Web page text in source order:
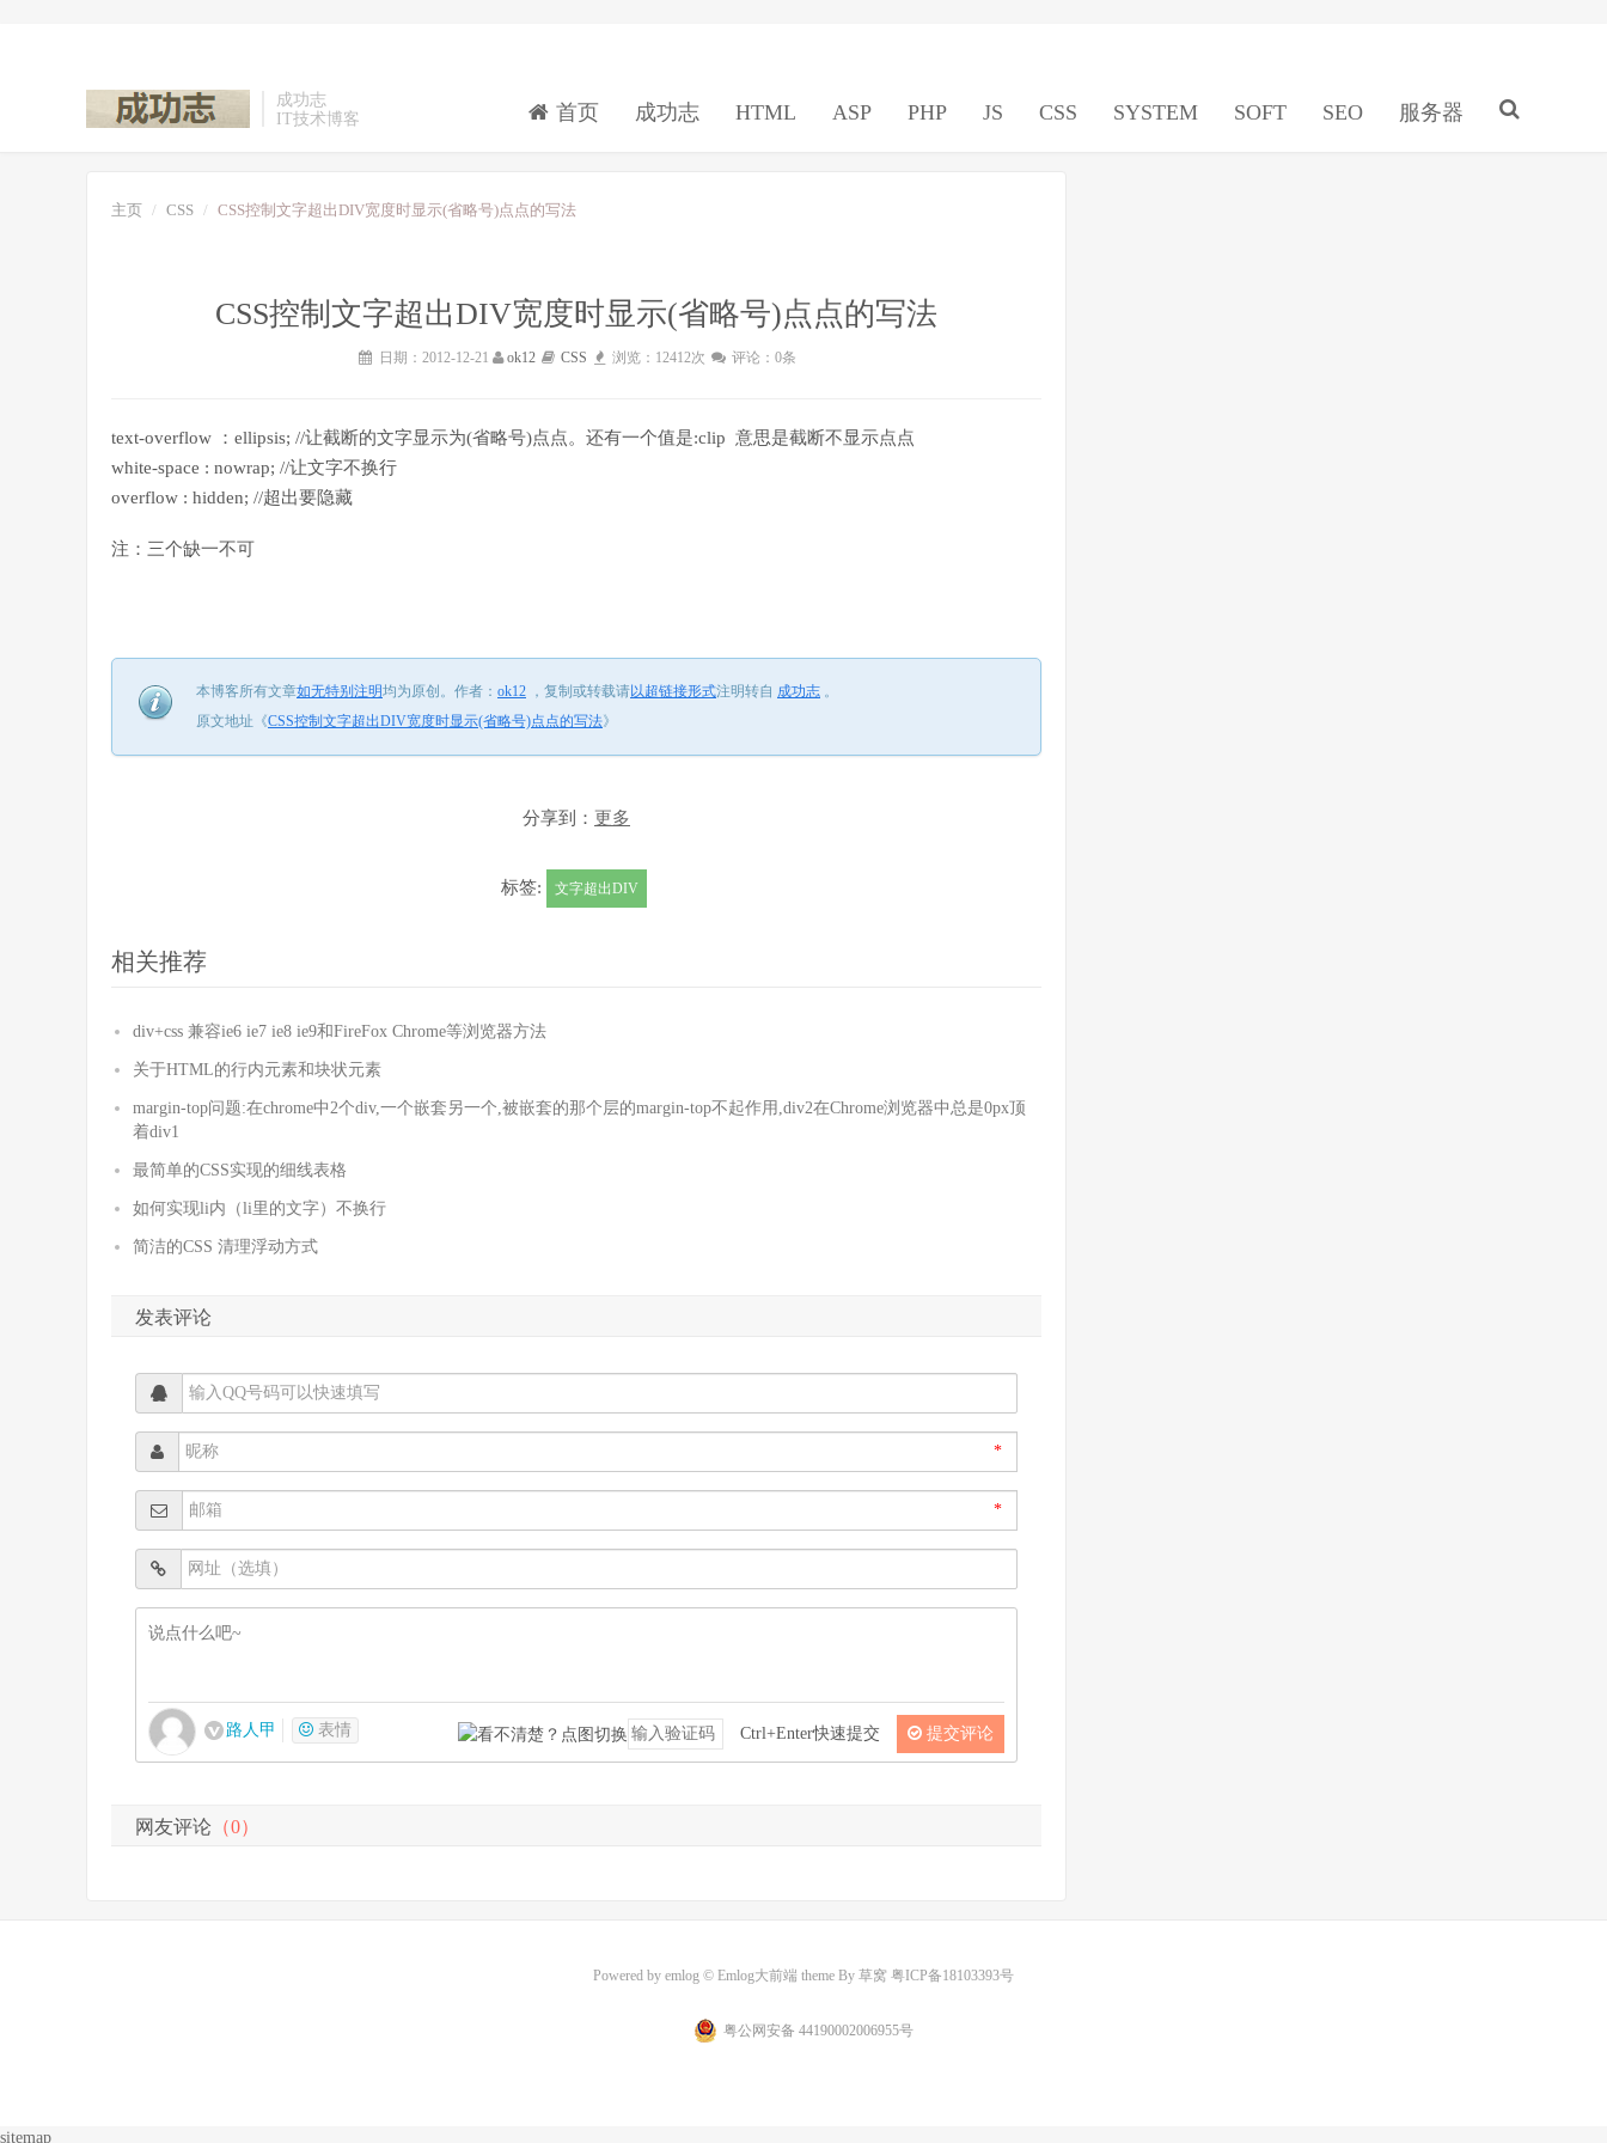
成功志
IT技术博客
首页 成功志 HTML ASP PHP JS CSS SYSTEM SOFT SEO 服务器
主页 CSS CSS控制文字超出DIV宽度时显示(省略号)点点的写法
CSS控制文字超出DIV宽度时显示(省略号)点点的写法
日期：2012-12-21 ok12 CSS 浏览：12412次 评论：0条
text-overflow ：ellipsis; //让截断的文字显示为(省略号)点点。还有一个值是:clip 意思是截断不显示点点
white-space : nowrap; //让文字不换行
overflow : hidden; //超出要隐藏
注：三个缺一不可
本博客所有文章如无特别注明均为原创。 作者： ok12 ， 复制或转载请以超链接形式注明转自 成功志 。
原文地址《CSS控制文字超出DIV宽度时显示(省略号)点点的写法》
分享到： 更多
标签: 文字超出DIV
相关推荐
div+css 兼容ie6 ie7 ie8 ie9和FireFox Chrome等浏览器方法
关于HTML的行内元素和块状元素
margin-top问题:在chrome中2个div,一个嵌套另一个,被嵌套的那个层的margin-top不起作用,div2在Chrome浏览器中总是0px顶
着div1
最简单的CSS实现的细线表格
如何实现li内（li里的文字）不换行
简洁的CSS 清理浮动方式
发表评论
*
*
路人甲 表情 Ctrl+Enter快速提交 提交评论
网友评论 （0）
Powered by emlog © Emlog大前端 theme By 草窝 粤ICP备18103393号
粤公网安备 44190002006955号
sitemap